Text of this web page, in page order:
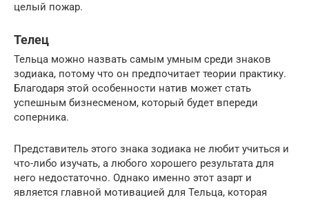
целый пожар.
Телец
Тельца можно назвать самым умным среди знаков
зодиака, потому что он предпочитает теории практику.
Благодаря этой особенности натив может стать
успешным бизнесменом, который будет впереди
соперника.
Представитель этого знака зодиака не любит учиться и
что-либо изучать, а любого хорошего результата для
него недостаточно. Однако именно этот азарт и
является главной мотивацией для Тельца, которая